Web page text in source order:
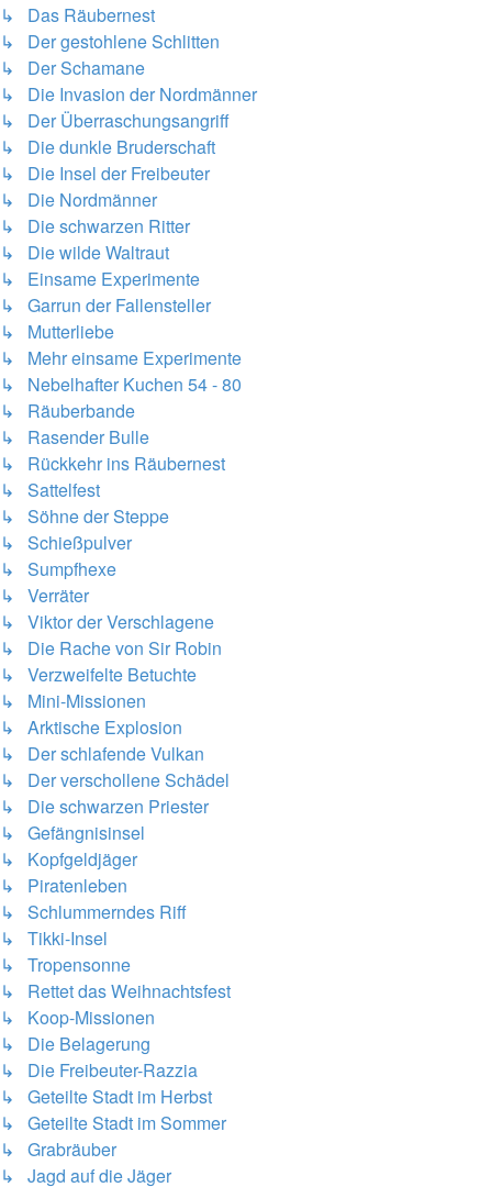
↳ Das Räubernest
↳ Der gestohlene Schlitten
↳ Der Schamane
↳ Die Invasion der Nordmänner
↳ Der Überraschungsangriff
↳ Die dunkle Bruderschaft
↳ Die Insel der Freibeuter
↳ Die Nordmänner
↳ Die schwarzen Ritter
↳ Die wilde Waltraut
↳ Einsame Experimente
↳ Garrun der Fallensteller
↳ Mutterliebe
↳ Mehr einsame Experimente
↳ Nebelhafter Kuchen 54 - 80
↳ Räuberbande
↳ Rasender Bulle
↳ Rückkehr ins Räubernest
↳ Sattelfest
↳ Söhne der Steppe
↳ Schießpulver
↳ Sumpfhexe
↳ Verräter
↳ Viktor der Verschlagene
↳ Die Rache von Sir Robin
↳ Verzweifelte Betuchte
↳ Mini-Missionen
↳ Arktische Explosion
↳ Der schlafende Vulkan
↳ Der verschollene Schädel
↳ Die schwarzen Priester
↳ Gefängnisinsel
↳ Kopfgeldjäger
↳ Piratenleben
↳ Schlummerndes Riff
↳ Tikki-Insel
↳ Tropensonne
↳ Rettet das Weihnachtsfest
↳ Koop-Missionen
↳ Die Belagerung
↳ Die Freibeuter-Razzia
↳ Geteilte Stadt im Herbst
↳ Geteilte Stadt im Sommer
↳ Grabräuber
↳ Jagd auf die Jäger